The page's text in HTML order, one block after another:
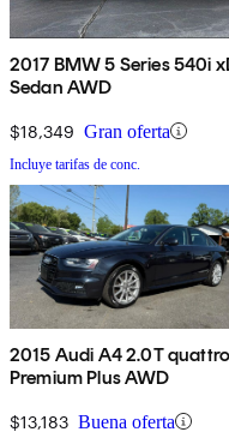
2017 BMW 5 Series 540i
Sedan AWD
$18,349 Gran oferta
Incluye tarifas de conc.
2015 Audi A4 2.0T quattro
Premium Plus AWD
$13,183 Buena oferta